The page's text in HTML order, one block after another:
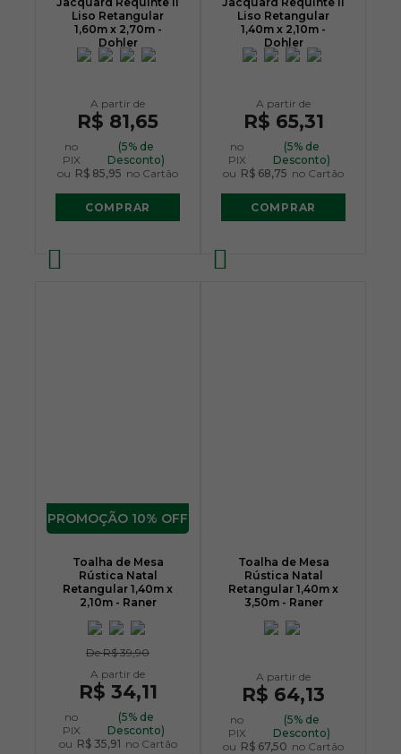
Liso Retangular
1,60m x 2,70m -
Dohler
R$ 81,65
no
PIX
(5% de
Desconto)
ou R$ 85,95 no Cartão
COMPRAR
Liso Retangular
1,40m x 2,10m -
Dohler
R$ 65,31
no
PIX
(5% de
Desconto)
ou R$ 68,75 no Cartão
COMPRAR
10% OFF
Toalha de Mesa
Rústica Natal
Retangular 1,40m x
2,10m - Raner
DeR$ 39,90
R$ 34,11
no
PIX
(5% de
Desconto)
ou R$ 35,91 no Cartão
Toalha de Mesa
Rústica Natal
Retangular 1,40m x
3,50m - Raner
R$ 64,13
no
PIX
(5% de
Desconto)
ou R$ 67,50 no Cartão